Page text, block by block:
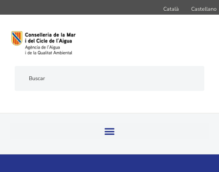
Català Castellano